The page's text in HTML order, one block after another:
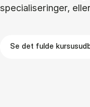
spe­ci­a­li­se­rin­ger,
Se det fulde